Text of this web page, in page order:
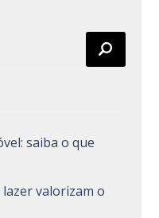
saiba o que
valorizam o